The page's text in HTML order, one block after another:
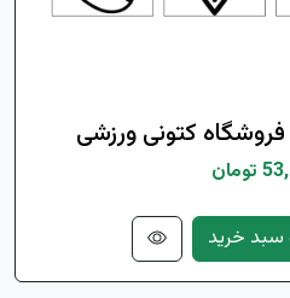
کتونی ورزشی